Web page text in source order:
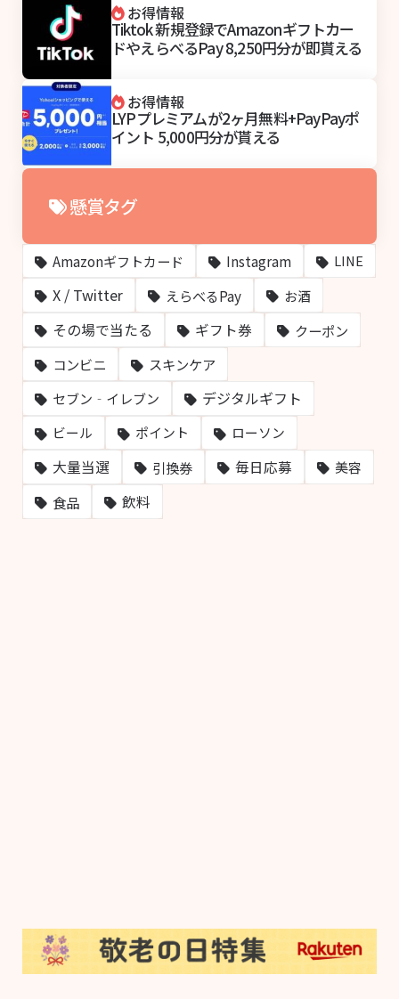
お得情報
Tiktok 新規登録でAmazonギフトカー
ドやえらべるPay 8,250円分が即貰える
お得情報
LYPプレミアムが2ヶ月無料+PayPayポ
イント 5,000円分が貰える
懸賞タグ
Amazonギフトカード Instagram LINE
X / Twitter えらべるPay お酒
その場で当たる ギフト券
クーポン
コンビニ
スキンケア
セブン‐イレブン デジタルギフト
ビール ポイント ローソン
大量当選 引換券 毎日応募 美容
食品 飲料